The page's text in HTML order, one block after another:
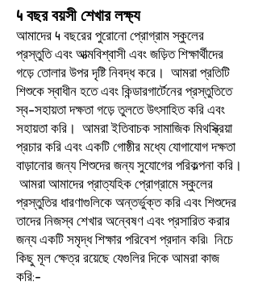
4 বছর বয়সী শেখার লক্ষ্য
আমাদের 4 বছরের পুরোনো প্রোগ্রাম স্কুলের
প্রস্তুতি এবং আত্মবিশ্বাসী এবং জড়িত শিক্ষার্থীদের
গড়ে তোলার উপর দৃষ্টি নিবদ্ধ করে। আমরা প্রতিটি
শিশুকে স্বাধীন হতে এবং কিন্ডারগার্টেনের প্রস্তুতিতে
স্ব-সহায়তা দক্ষতা গড়ে তুলতে উৎসাহিত করি এবং
সহায়তা করি। আমরা ইতিবাচক সামাজিক মিথস্ক্রিয়া
প্রচার করি এবং একটি গোষ্ঠীর মধ্যে যোগাযোগ দক্ষতা
বাড়ানোর জন্য শিশুদের জন্য সুযোগের পরিকল্পনা করি।
আমরা আমাদের প্রাত্যহিক প্রোগ্রামে স্কুলের
প্রস্তুতির ধারণাগুলিকে অন্তর্ভুক্ত করি এবং শিশুদের
তাদের নিজস্ব শেখার অন্বেষণ এবং প্রসারিত করার
জন্য একটি সমৃদ্ধ শিক্ষার পরিবেশ প্রদান করি৷ নিচে
কিছু মূল ক্ষেত্র রয়েছে যেগুলির দিকে আমরা কাজ
করি:-